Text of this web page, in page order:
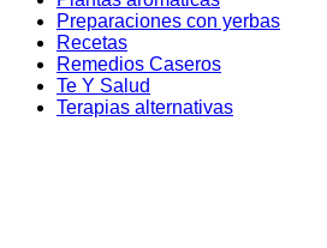
Preparaciones con yerbas
Recetas
Remedios Caseros
Te Y Salud
Terapias alternativas